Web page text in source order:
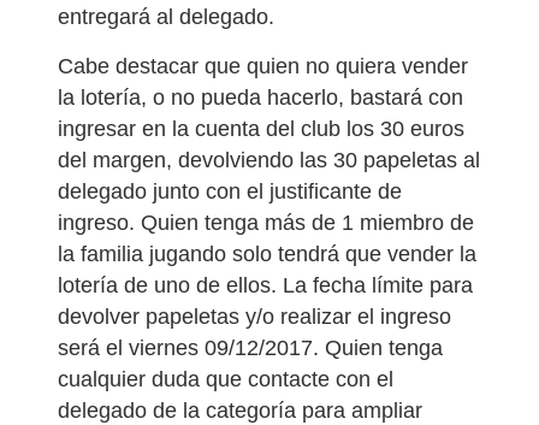
entregará al delegado.
Cabe destacar que quien no quiera vender
la lotería, o no pueda hacerlo, bastará con
ingresar en la cuenta del club los 30 euros
del margen, devolviendo las 30 papeletas al
delegado junto con el justificante de
ingreso. Quien tenga más de 1 miembro de
la familia jugando solo tendrá que vender la
lotería de uno de ellos. La fecha límite para
devolver papeletas y/o realizar el ingreso
será el viernes 09/12/2017. Quien tenga
cualquier duda que contacte con el
delegado de la categoría para ampliar